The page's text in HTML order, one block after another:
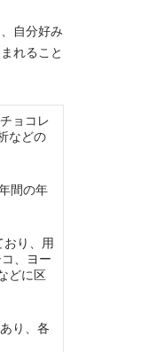
自分好み
れること
ョコレ
などの
間の年
おり、用
、ヨー
どに区
り、各